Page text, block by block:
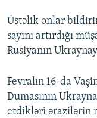
AZADLIQRADIOSU
XƏBƏR
RFE/RL-in bütün
Üstəlik onlar
sayını artırdığı
Rusiyanın
Fevralın 16-da
Dumasının
etdikləri ərazilərin